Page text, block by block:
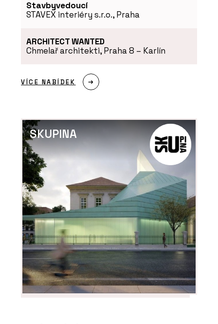
Stavbyvedoucí
STAVEX interiéry s.r.o., Praha
ARCHITECT WANTED
Chmelař architekti, Praha 8 – Karlín
VÍCE NABÍDEK
SKUPINA